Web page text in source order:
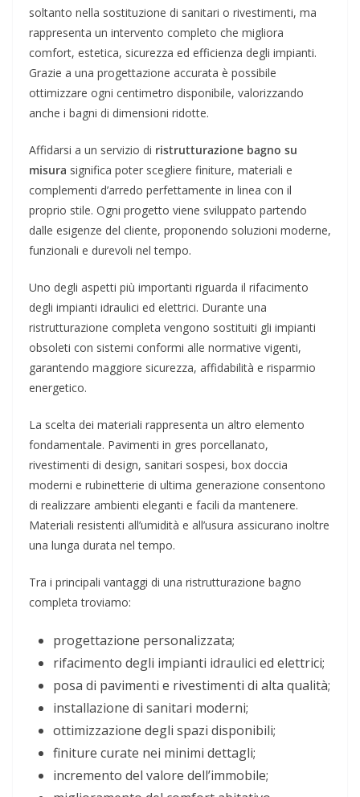
soltanto nella sostituzione di sanitari o rivestimenti, ma
rappresenta un intervento completo che migliora
comfort, estetica, sicurezza ed efficienza degli impianti.
Grazie a una progettazione accurata è possibile
ottimizzare ogni centimetro disponibile, valorizzando
anche i bagni di dimensioni ridotte.
Affidarsi a un servizio di ristrutturazione bagno su
misura significa poter scegliere finiture, materiali e
complementi d’arredo perfettamente in linea con il
proprio stile. Ogni progetto viene sviluppato partendo
dalle esigenze del cliente, proponendo soluzioni moderne,
funzionali e durevoli nel tempo.
Uno degli aspetti più importanti riguarda il rifacimento
degli impianti idraulici ed elettrici. Durante una
ristrutturazione completa vengono sostituiti gli impianti
obsoleti con sistemi conformi alle normative vigenti,
garantendo maggiore sicurezza, affidabilità e risparmio
energetico.
La scelta dei materiali rappresenta un altro elemento
fondamentale. Pavimenti in gres porcellanato,
rivestimenti di design, sanitari sospesi, box doccia
moderni e rubinetterie di ultima generazione consentono
di realizzare ambienti eleganti e facili da mantenere.
Materiali resistenti all’umidità e all’usura assicurano inoltre
una lunga durata nel tempo.
Tra i principali vantaggi di una ristrutturazione bagno
completa troviamo:
progettazione personalizzata;
rifacimento degli impianti idraulici ed elettrici;
posa di pavimenti e rivestimenti di alta qualità;
installazione di sanitari moderni;
ottimizzazione degli spazi disponibili;
finiture curate nei minimi dettagli;
incremento del valore dell’immobile;